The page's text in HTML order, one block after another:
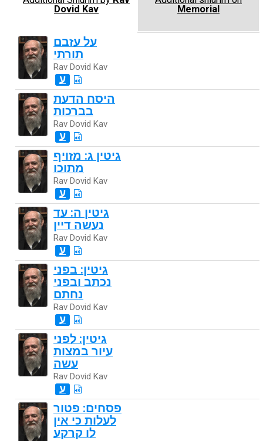
Dovid Kav
Memorial
על עזבם
תורתי
Rav Dovid Kav
ע
היסח הדעת
בברכות
Rav Dovid Kav
ע
גיטין ג: מזויף
מתוכו
Rav Dovid Kav
ע
גיטין ה: עד
נעשה דיין
Rav Dovid Kav
ע
גיטין: בפני
נכתב ובפני
נחתם
Rav Dovid Kav
ע
גיטין: לפני
עיור במצות
עשה
Rav Dovid Kav
ע
פסחים: פטור
לעלות כי אין
לו קרקע